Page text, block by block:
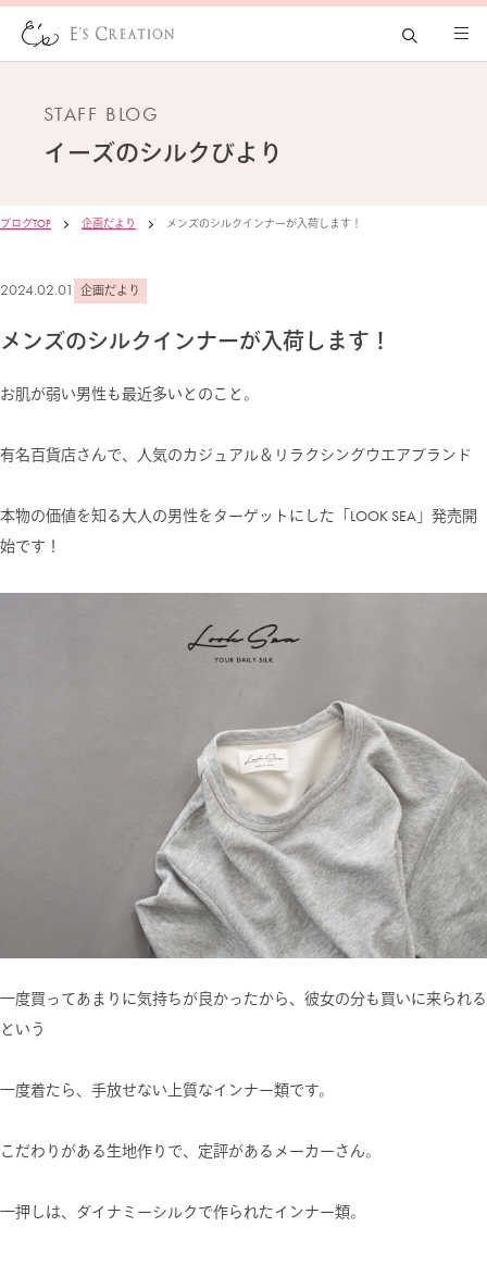
STAFF BLOG
イーズのシルクびより
ブログTOP 企画だより メンズのシルクインナーが入荷します！
2024.02.01 企画だより
メンズのシルクインナーが入荷します！
お肌が弱い男性も最近多いとのこと。
有名百貨店さんで、人気のカジュアル＆リラクシングウエアブランド
本物の価値を知る大人の男性をターゲットにした「LOOK SEA」発売開
始です！
一度買ってあまりに気持ちが良かったから、彼女の分も買いに来られる
という
一度着たら、手放せない上質なインナー類です。
こだわりがある生地作りで、定評があるメーカーさん。
一押しは、ダイナミーシルクで作られたインナー類。